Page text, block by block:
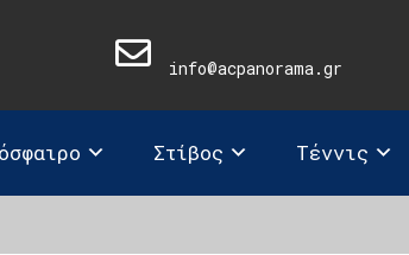
info@acpanorama.gr
Στίβος Τέννις